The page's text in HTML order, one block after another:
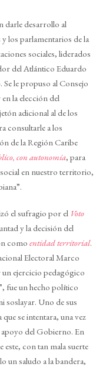
darle desarrollo al
los parlamentarios de la
sociales, liderados
del Atlántico Eduardo
le propuso al Consejo
la elección del
adicional al de los
consultarle a los
de la Región Caribe
con autonomía, para
en nuestro territorio,
el sufragio por el Voto
y la decisión del
como entidad territorial.
Electoral Marco
ejercicio pedagógico
fue un hecho político
soslayar. Uno de sus
se intentara, una vez
del Gobierno. En
con tan mala suerte
un saludo a la bandera,